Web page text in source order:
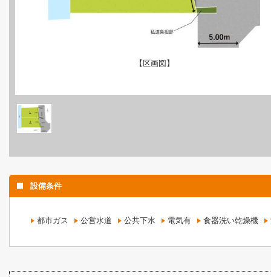
【区画図】
設備条件
都市ガス 公営水道 公共下水 電気有 食器洗い乾燥機